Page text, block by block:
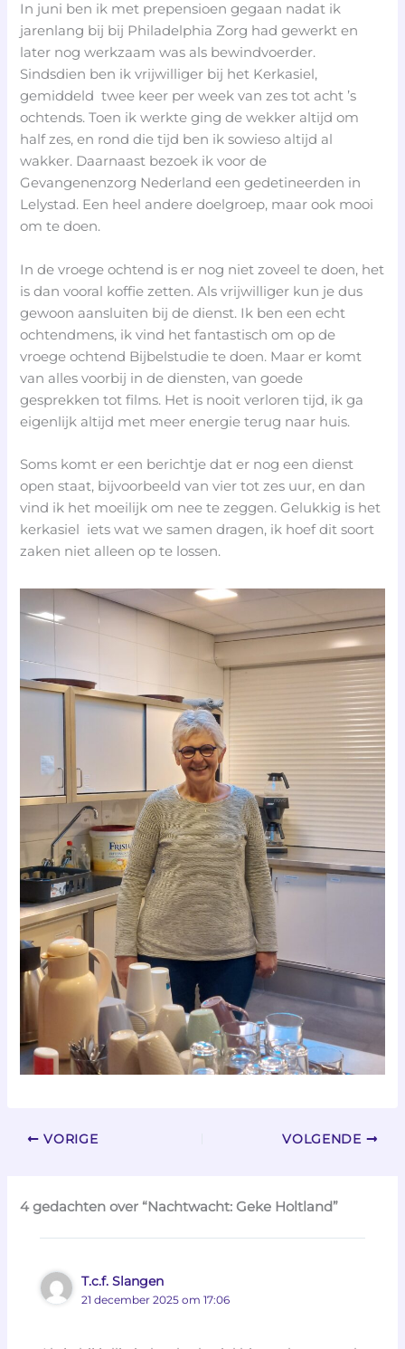
In juni ben ik met prepensioen gegaan nadat ik
jarenlang bij bij Philadelphia Zorg had gewerkt en
later nog werkzaam was als bewindvoerder.
Sindsdien ben ik vrijwilliger bij het Kerkasiel,
gemiddeld twee keer per week van zes tot acht ’s
ochtends. Toen ik werkte ging de wekker altijd om
half zes, en rond die tijd ben ik sowieso altijd al
wakker. Daarnaast bezoek ik voor de
Gevangenenzorg Nederland een gedetineerden in
Lelystad. Een heel andere doelgroep, maar ook mooi
om te doen.
In de vroege ochtend is er nog niet zoveel te doen, het
is dan vooral koffie zetten. Als vrijwilliger kun je dus
gewoon aansluiten bij de dienst. Ik ben een echt
ochtendmens, ik vind het fantastisch om op de
vroege ochtend Bijbelstudie te doen. Maar er komt
van alles voorbij in de diensten, van goede
gesprekken tot films. Het is nooit verloren tijd, ik ga
eigenlijk altijd met meer energie terug naar huis.
Soms komt er een berichtje dat er nog een dienst
open staat, bijvoorbeeld van vier tot zes uur, en dan
vind ik het moeilijk om nee te zeggen. Gelukkig is het
kerkasiel iets wat we samen dragen, ik hoef dit soort
zaken niet alleen op te lossen.
VORIGE VOLGENDE
4 gedachten over “Nachtwacht: Geke Holtland”
T.c.f. Slangen
21 december 2025 om 17:06